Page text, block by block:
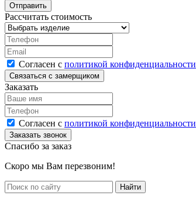
Рассчитать стоимость
Согласен с политикой конфиденциальности
Заказать
Согласен с политикой конфиденциальности
Спасибо за заказ
Скоро мы Вам перезвоним!